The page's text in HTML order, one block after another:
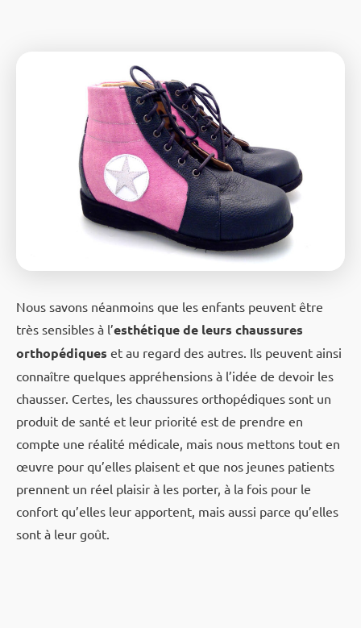
Nous savons néanmoins que les enfants peuvent être
très sensibles à l’esthétique de leurs chaussures
orthopédiques et au regard des autres. Ils peuvent ainsi
connaître quelques appréhensions à l’idée de devoir les
chausser. Certes, les chaussures orthopédiques sont un
produit de santé et leur priorité est de prendre en
compte une réalité médicale, mais nous mettons tout en
œuvre pour qu’elles plaisent et que nos jeunes patients
prennent un réel plaisir à les porter, à la fois pour le
confort qu’elles leur apportent, mais aussi parce qu’elles
sont à leur goût.